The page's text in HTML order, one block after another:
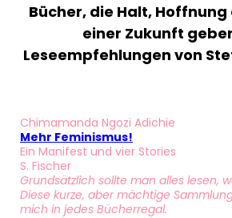
Bücher, die Halt,
einer Zukunft
Leseempfehlungen von
Chimamanda Ngozi Adichie
Mehr Feminismus!
Ein Manifest und vier Stories
S. Fischer
Grundsätzlich sollte man alles lesen,
Diese kurze, aber mächtige
mich in jedes Bücherregal.